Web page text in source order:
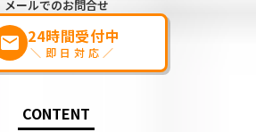
メールでのお問合せ
markunread 24時間受付中
＼即日対応／
CONTENT